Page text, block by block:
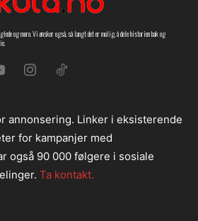
glede og moro. Vi ønsker også, så langt det er mulig, å dele historien bak og
annonsering. Linker i eksisterende
for kampanjer med
også 90 000 følgere i sosiale
Ta kontakt.